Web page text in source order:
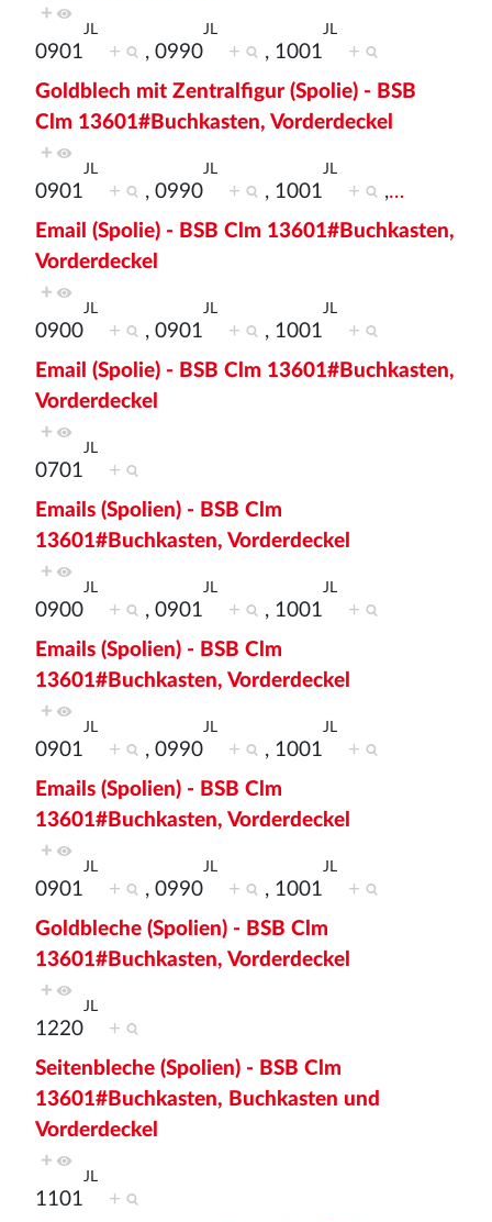
+
0901
JL
+ , 0990
JL
+ , 1001
JL
+
Goldblech mit Zentralfigur (Spolie) - BSB
Clm 13601#Buchkasten, Vorderdeckel
+
0901
JL
+ , 0990
JL
+ , 1001
JL
+ ,…
Email (Spolie) - BSB Clm 13601#Buchkasten,
Vorderdeckel
+
0900
JL
+ , 0901
JL
+ , 1001
JL
+
Email (Spolie) - BSB Clm 13601#Buchkasten,
Vorderdeckel
+
0701
JL
+
Emails (Spolien) - BSB Clm
13601#Buchkasten, Vorderdeckel
+
0900
JL
+ , 0901
JL
+ , 1001
JL
+
Emails (Spolien) - BSB Clm
13601#Buchkasten, Vorderdeckel
+
0901
JL
+ , 0990
JL
+ , 1001
JL
+
Emails (Spolien) - BSB Clm
13601#Buchkasten, Vorderdeckel
+
0901
JL
+ , 0990
JL
+ , 1001
JL
+
Goldbleche (Spolien) - BSB Clm
13601#Buchkasten, Vorderdeckel
+
1220
JL
+
Seitenbleche (Spolien) - BSB Clm
13601#Buchkasten, Buchkasten und
Vorderdeckel
+
1101
JL
+